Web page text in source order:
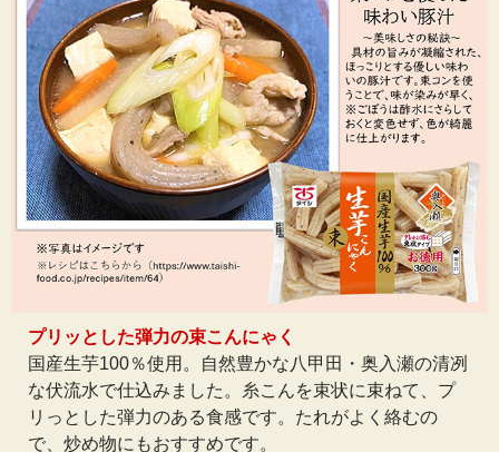
プリッとした弾力の束こんにゃく
国産生芋100％使用。自然豊かな八甲田・奥入瀬の清冽
な伏流水で仕込みました。糸こんを束状に束ねて、プ
リっとした弾力のある食感です。たれがよく絡むの
で、炒め物にもおすすめです。